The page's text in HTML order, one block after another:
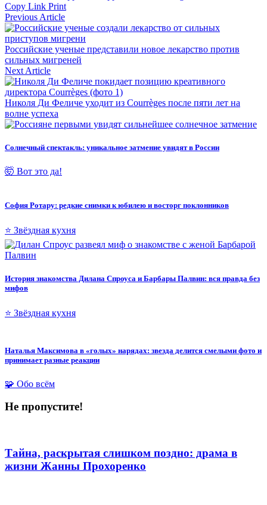
Copy Link Print
Previous Article
Российские ученые представили новое лекарство против
сильных мигреней
Next Article
Николя Ди Феличе уходит из Courrèges после пяти лет на
волне успеха
Солнечный спектакль: уникальное затмение увидят в России
🤯 Вот это да!
София Ротару: редкие снимки к юбилею и восторг поклонников
⭐ Звёздная кухня
История знакомства Дилана Спроуса и Барбары Палвин: вся правда без
мифов
⭐ Звёздная кухня
Наталья Максимова в «голых» нарядах: звезда делится смелыми фото и
принимает разные реакции
🧩 Обо всём
Не пропустите!
Тайна, раскрытая слишком поздно: драма в
жизни Жанны Прохоренко